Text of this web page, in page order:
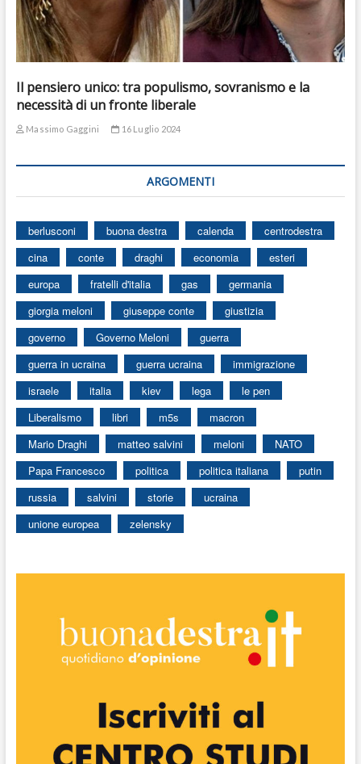
Il pensiero unico: tra populismo, sovranismo e la
necessità di un fronte liberale
Massimo Gaggini 16 Luglio 2024
ARGOMENTI
berlusconi buona destra calenda
centrodestra
cina
conte draghi economia
esteri
europa
fratelli d'italia gas
germania
giorgia meloni
giuseppe conte
giustizia
governo
Governo Meloni
guerra
guerra in ucraina
guerra ucraina
immigrazione
israele
italia kiev lega
le pen
Liberalismo
libri m5s
macron
Mario Draghi
matteo salvini meloni
NATO
Papa Francesco
politica politica italiana
putin
russia
salvini storie
ucraina
unione europea
zelensky